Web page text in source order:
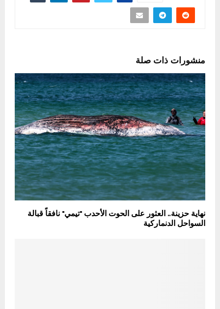
منشورات ذات صلة
نهاية حزينة.. العثور على الحوت الأحدب "تيمي" نافقاً قبالة
السواحل الدنماركية